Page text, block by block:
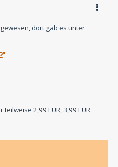
gewesen, dort gab es unter
2,99 EUR, 3,99 EUR